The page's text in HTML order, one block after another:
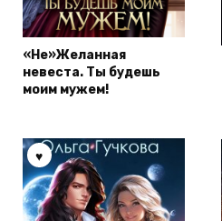
«Не»Желанная
невеста. Ты будешь
моим мужем!